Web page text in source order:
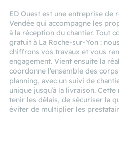
ED Ouest est une entreprise de
Vendée qui accompagne les
à la réception du chantier. Tout
gratuit à La Roche-sur-Yon :
chiffrons vos travaux et vous
engagement. Vient ensuite la
coordonne l’ensemble des
planning, avec un suivi de
unique jusqu’à la livraison.
tenir les délais, de sécuriser la
éviter de multiplier les